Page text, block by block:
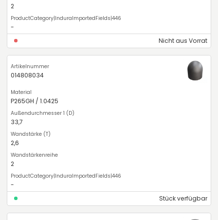
2
-
Nicht aus Vorrat
014808034
P265GH / 1.0425
33,7
2,6
2
-
Stück verfügbar